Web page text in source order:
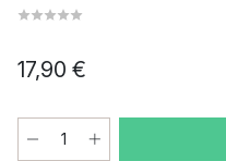
17,90 €